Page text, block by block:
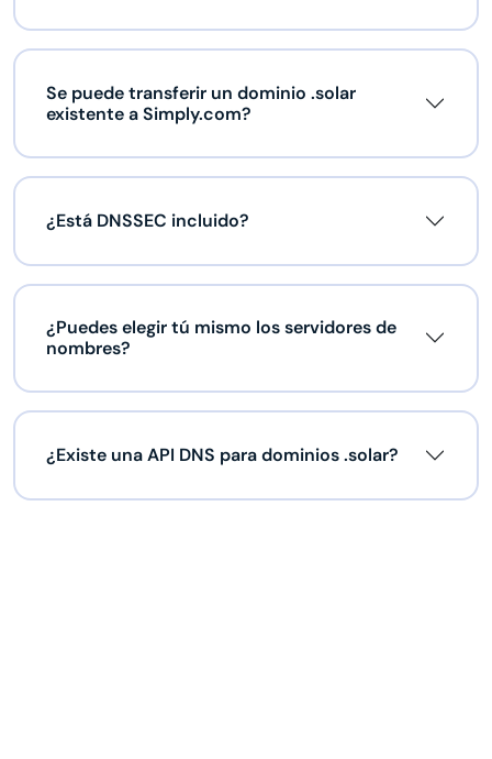
Se puede transferir un dominio .solar
existente a Simply.com?
¿Está DNSSEC incluido?
¿Puedes elegir tú mismo los servidores de
nombres?
¿Existe una API DNS para dominios .solar?